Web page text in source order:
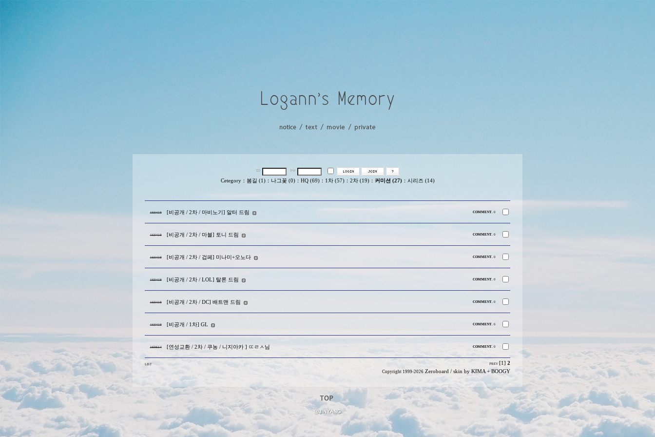
Cetegory： 봄길 (1)： 나그꽃 (0)： HQ (69)： 1차 (57)： 2차 (19)： 커미션 (27)： 시리즈 (14)
160419 [비공개 / 2차 / 마비노기] 알터 드림 COMMENT. 0
160419 [비공개 / 2차 / 마블] 토니 드림 COMMENT. 0
160419 [비공개 / 2차 / 겁페] 미나미+오노다 COMMENT. 0
160419 [비공개 / 2차 / LOL] 탈론 드림 COMMENT. 0
160419 [비공개 / 2차 / DC] 배트맨 드림 COMMENT. 0
160419 [비공개 / 1차] GL COMMENT. 0
160614 [연성교환 / 2차 / 쿠농 / 니지아카 ] ㄸㄹㅅ님 COMMENT. 0
LIST PREV [1] 2
Copyright 1999-2026 Zeroboard / skin by KIMA +BOOGY